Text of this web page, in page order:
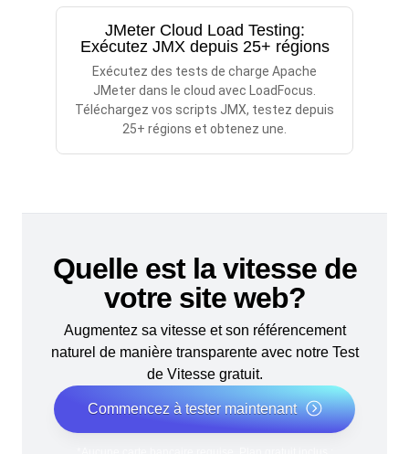
JMeter Cloud Load Testing:
Exécutez JMX depuis 25+ régions
Exécutez des tests de charge Apache
JMeter dans le cloud avec LoadFocus.
Téléchargez vos scripts JMX, testez depuis
25+ régions et obtenez une.
Quelle est la vitesse de
votre site web?
Augmentez sa vitesse et son référencement
naturel de manière transparente avec notre Test
de Vitesse gratuit.
Commencez à tester maintenant